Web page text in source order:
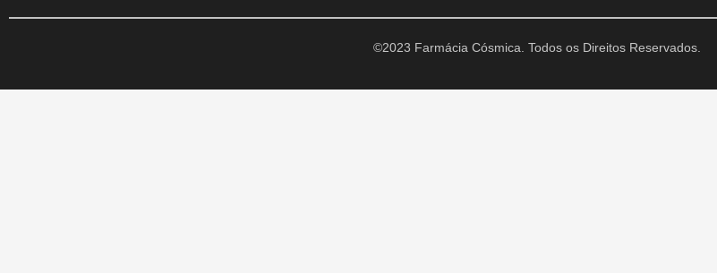
©2023 Farmácia Cósmica. Todos os Direitos Reservados.